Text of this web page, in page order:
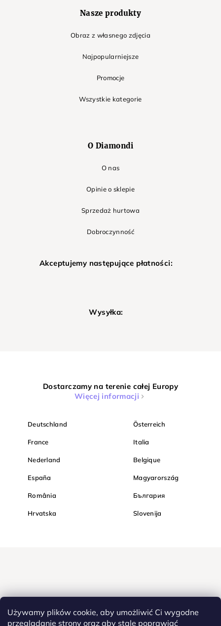
Używamy plików cookie, aby umożliwić Ci wygodne
przeglądanie strony oraz aby stale poprawiać
Nasze produkty
Obraz z własnego zdjęcia
Najpopularniejsze
Promocje
Wszystkie kategorie
O Diamondi
O nas
Opinie o sklepie
Sprzedaż hurtowa
Dobroczynność
Akceptujemy następujące płatności:
Wysyłka:
Dostarczamy na terenie całej Europy
Więcej informacji
Deutschland Österreich
France Italia
Nederland Belgique
España Magyarország
România България
Hrvatska Slovenija